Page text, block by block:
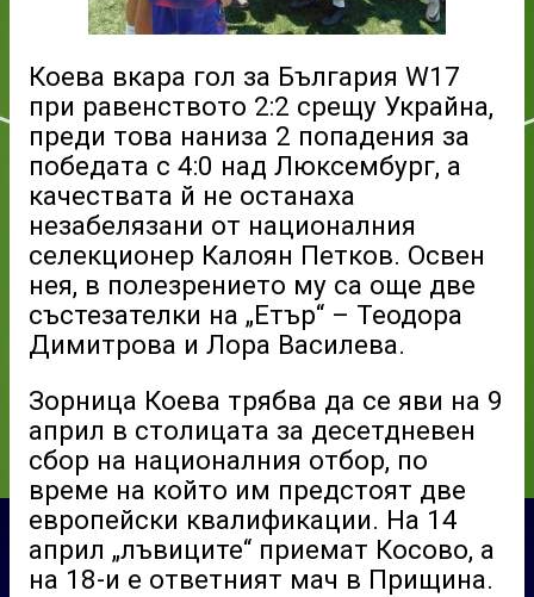
Коева вкара гол за България W17
при равенството 2:2 срещу Украйна,
преди това наниза 2 попадения за
победата с 4:0 над Люксембург, а
качествата й не останаха
незабелязани от националния
селекционер Калоян Петков. Освен
нея, в полезрението му са още две
състезателки на „Етър“ – Теодора
Димитрова и Лора Василева.
Зорница Коева трябва да се яви на 9
април в столицата за десетдневен
сбор на националния отбор, по
време на който им предстоят две
европейски квалификации. На 14
април „лъвиците“ приемат Косово, а
на 18-и е ответният мач в Прищина.